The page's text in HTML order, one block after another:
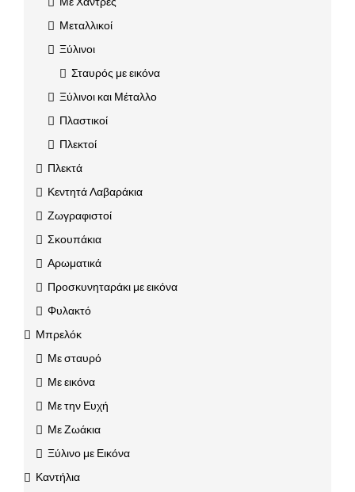
Μεταλλικοί
Ξύλινοι
Σταυρός με εικόνα
Ξύλινοι και Μέταλλο
Πλαστικοί
Πλεκτοί
Πλεκτά
Κεντητά Λαβαράκια
Ζωγραφιστοί
Σκουπάκια
Αρωματικά
Προσκυνηταράκι με εικόνα
Φυλακτό
Μπρελόκ
Με σταυρό
Με εικόνα
Με την Ευχή
Με Ζωάκια
Ξύλινο με Εικόνα
Καντήλια